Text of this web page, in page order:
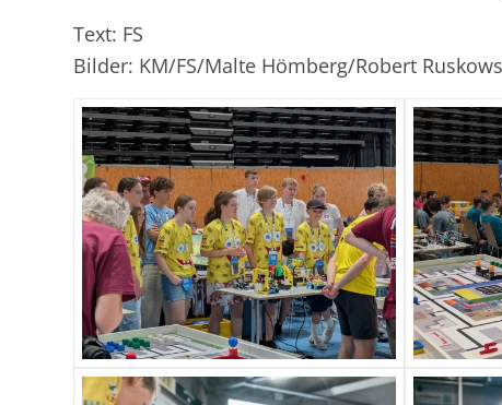
Text: FS
Bilder: KM/FS/Malte Hömberg/Robert